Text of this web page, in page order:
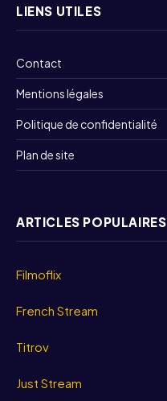
LIENS UTILES
Contact
Mentions légales
Politique de confidentialité
Plan de site
ARTICLES POPULAIRES
Filmoflix
French Stream
Titrov
Just Stream